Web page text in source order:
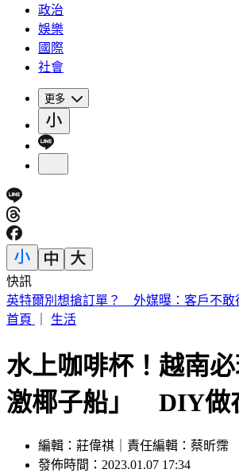
政治
娛樂
國際
社會
更多
快訊
陳妍希母子同框！帥兒正面照罕見曝光
人
水上咖啡杯！越南
激椰子船」 DIY做
編輯：莊偉祺｜責任編輯：蔡昕霈